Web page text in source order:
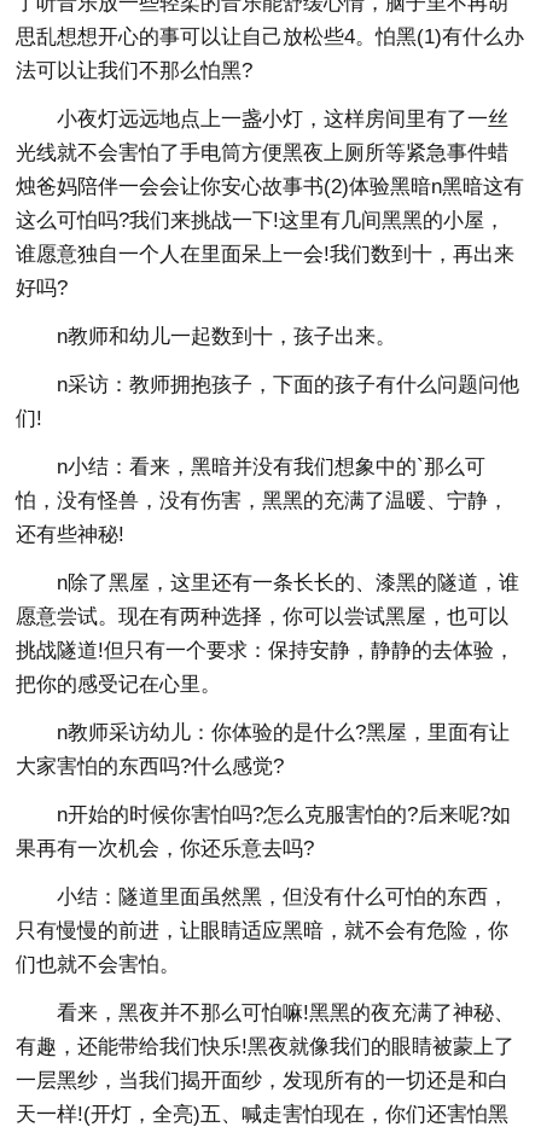
思乱想想开心的事可以让自己放松些4。怕黑(1)有什么办
法可以让我们不那么怕黑?
小夜灯远远地点上一盏小灯，这样房间里有了一丝
光线就不会害怕了手电筒方便黑夜上厕所等紧急事件蜡
烛爸妈陪伴一会会让你安心故事书(2)体验黑暗n黑暗这有
这么可怕吗?我们来挑战一下!这里有几间黑黑的小屋，
谁愿意独自一个人在里面呆上一会!我们数到十，再出来
好吗?
n教师和幼儿一起数到十，孩子出来。
n采访：教师拥抱孩子，下面的孩子有什么问题问他
们!
n小结：看来，黑暗并没有我们想象中的`那么可
怕，没有怪兽，没有伤害，黑黑的充满了温暖、宁静，
还有些神秘!
n除了黑屋，这里还有一条长长的、漆黑的隧道，谁
愿意尝试。现在有两种选择，你可以尝试黑屋，也可以
挑战隧道!但只有一个要求：保持安静，静静的去体验，
把你的感受记在心里。
n教师采访幼儿：你体验的是什么?黑屋，里面有让
大家害怕的东西吗?什么感觉?
n开始的时候你害怕吗?怎么克服害怕的?后来呢?如
果再有一次机会，你还乐意去吗?
小结：隧道里面虽然黑，但没有什么可怕的东西，
只有慢慢的前进，让眼睛适应黑暗，就不会有危险，你
们也就不会害怕。
看来，黑夜并不那么可怕嘛!黑黑的夜充满了神秘、
有趣，还能带给我们快乐!黑夜就像我们的眼睛被蒙上了
一层黑纱，当我们揭开面纱，发现所有的一切还是和白
天一样!(开灯，全亮)五、喊走害怕现在，你们还害怕黑